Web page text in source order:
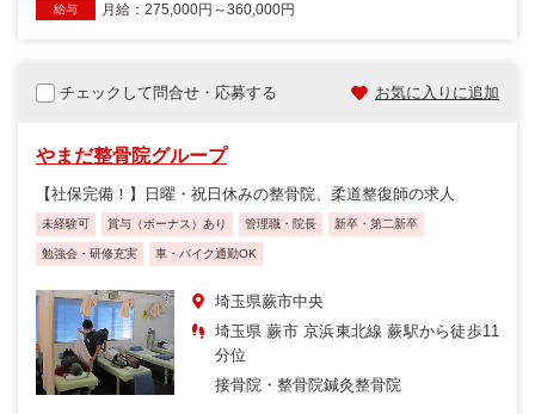
給与 月給：275,000円～360,000円
チェックして問合せ・応募する お気に入りに追加
やまだ整骨院グループ
【社保完備！】日曜・祝日休みの整骨院、柔道整復師の求人
未経験可 賞与（ボーナス）あり 管理職・院長 新卒・第二新卒
勉強会・研修充実 車・バイク通勤OK
埼玉県蕨市中央
埼玉県 蕨市 京浜東北線 蕨駅から徒歩11
分位
接骨院・整骨院鍼灸整骨院